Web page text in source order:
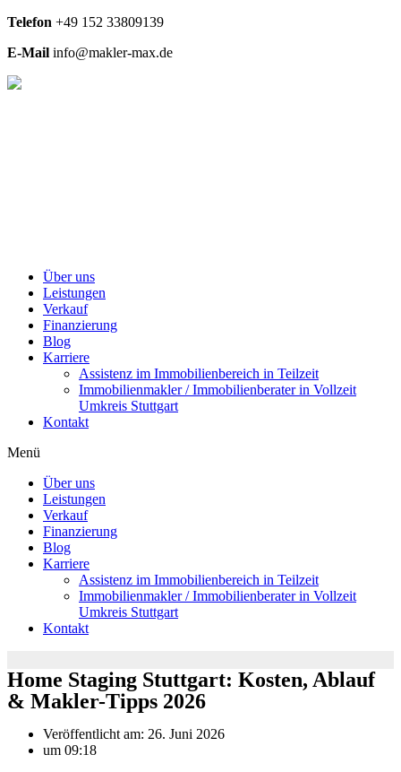
Telefon +49 152 33809139
E-Mail info@makler-max.de
Über uns
Leistungen
Verkauf
Finanzierung
Blog
Karriere
Assistenz im Immobilienbereich in Teilzeit
Immobilienmakler / Immobilienberater in Vollzeit
Umkreis Stuttgart
Kontakt
Menü
Über uns
Leistungen
Verkauf
Finanzierung
Blog
Karriere
Assistenz im Immobilienbereich in Teilzeit
Immobilienmakler / Immobilienberater in Vollzeit
Umkreis Stuttgart
Kontakt
Home Staging Stuttgart: Kosten, Ablauf
& Makler-Tipps 2026
Veröffentlicht am: 26. Juni 2026
um 09:18